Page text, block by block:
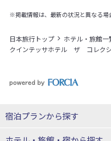
※掲載情報は、最新の状況と異なる場
日本旅行トップ
ホテル・旅館一
クインテッサホテル ザ コレク
宿泊プランから探す